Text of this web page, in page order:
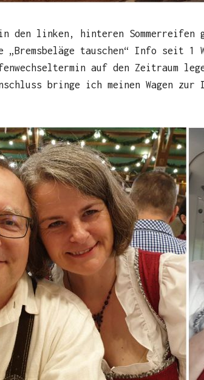
den linken, hinteren Sommerreifen
tauschen“ Info seit 1
auf den Zeitraum
bringe ich meinen Wagen zur